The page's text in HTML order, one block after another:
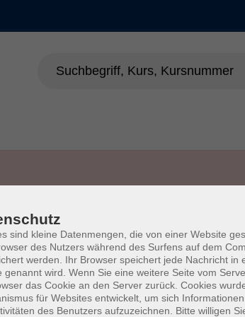
sind kleine Datenmengen, die von einer Website
des Nutzers während des Surfens auf dem
werden. Ihr Browser speichert jede Nachricht in
genannt wird. Wenn Sie eine weitere Seite vom
das Cookie an den Server zurück. Cookies
für Websites entwickelt, um sich
des Benutzers aufzuzeichnen. Bitte willigen